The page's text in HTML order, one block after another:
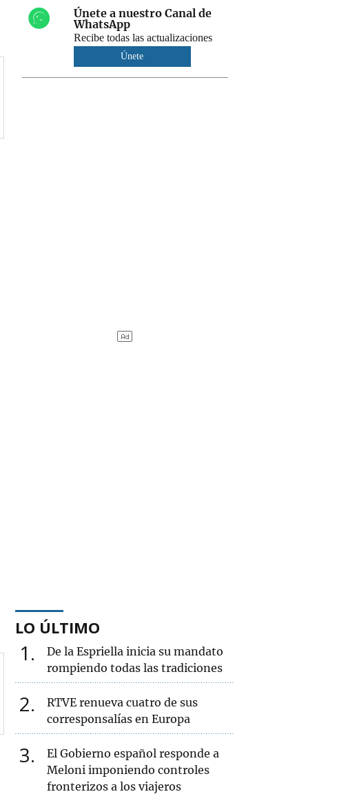
Únete a nuestro Canal de
WhatsApp
Recibe todas las actualizaciones
Únete
LO ÚLTIMO
1
De la Espriella inicia su mandato
rompiendo todas las tradiciones
2
RTVE renueva cuatro de sus
corresponsalías en Europa
3
El Gobierno español responde a
Meloni imponiendo controles
fronterizos a los viajeros